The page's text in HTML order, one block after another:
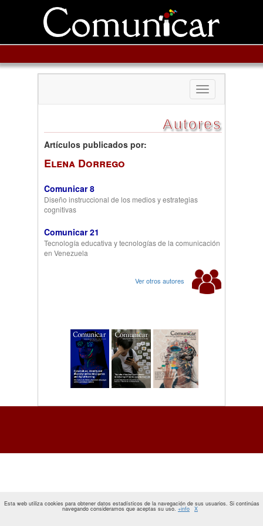
Toggle
navigation
Autores
Artículos publicados por:
Elena Dorrego
Comunicar 8
Diseño instruccional de los medios y estrategias
cognitivas
Comunicar 21
Tecnología educativa y tecnologías de la comunicación
en Venezuela
Ver otros autores
Esta web utiliza cookies para obtener datos estadísticos de la navegación de sus usuarios. Si continúas
navegando consideramos que aceptas su uso. +info X